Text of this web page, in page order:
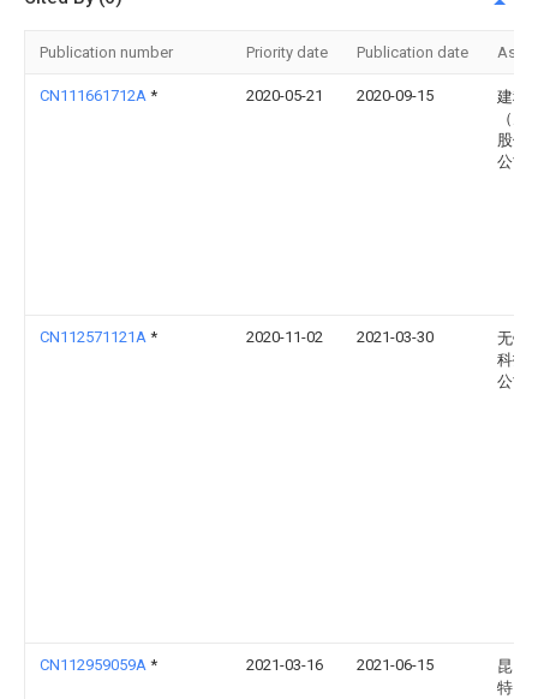
Publication number Priority date Publication date
CN111661712A * 2020-05-21 2020-09-15
建科
（天
股份
公司
CN112571121A * 2020-11-02 2021-03-30
无锡
科技
公司
CN112959059A * 2021-03-16 2021-06-15
昆山
特自